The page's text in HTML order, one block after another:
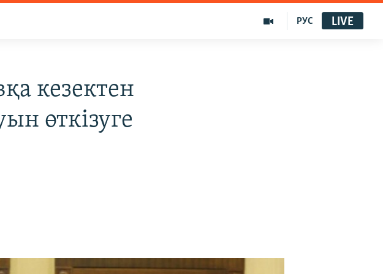
РУС LIVE
кезектен
өткізуге